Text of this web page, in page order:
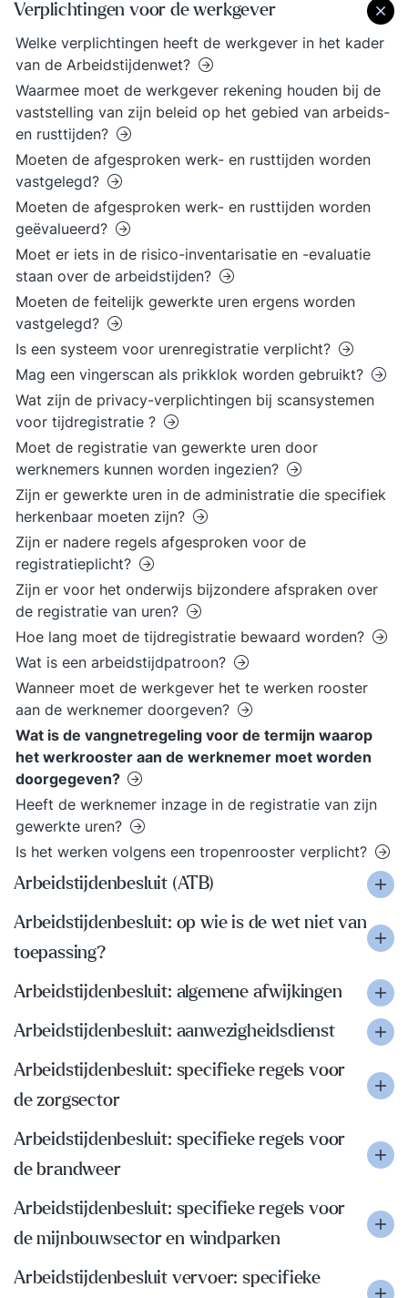
Verplichtingen voor de werkgever
Welke verplichtingen heeft de werkgever in het kader
van de Arbeidstijdenwet?
Waarmee moet de werkgever rekening houden bij de
vaststelling van zijn beleid op het gebied van arbeids-
en rusttijden?
Moeten de afgesproken werk- en rusttijden worden
vastgelegd?
Moeten de afgesproken werk- en rusttijden worden
geëvalueerd?
Moet er iets in de risico-inventarisatie en -evaluatie
staan over de arbeidstijden?
Moeten de feitelijk gewerkte uren ergens worden
vastgelegd?
Is een systeem voor urenregistratie verplicht?
Mag een vingerscan als prikklok worden gebruikt?
Wat zijn de privacy-verplichtingen bij scansystemen
voor tijdregistratie ?
Moet de registratie van gewerkte uren door
werknemers kunnen worden ingezien?
Zijn er gewerkte uren in de administratie die specifiek
herkenbaar moeten zijn?
Zijn er nadere regels afgesproken voor de
registratieplicht?
Zijn er voor het onderwijs bijzondere afspraken over
de registratie van uren?
Hoe lang moet de tijdregistratie bewaard worden?
Wat is een arbeidstijdpatroon?
Wanneer moet de werkgever het te werken rooster
aan de werknemer doorgeven?
Wat is de vangnetregeling voor de termijn waarop
het werkrooster aan de werknemer moet worden
doorgegeven?
Heeft de werknemer inzage in de registratie van zijn
gewerkte uren?
Is het werken volgens een tropenrooster verplicht?
Arbeidstijdenbesluit (ATB)
Arbeidstijdenbesluit: op wie is de wet niet van
toepassing?
Arbeidstijdenbesluit: algemene afwijkingen
Arbeidstijdenbesluit: aanwezigheidsdienst
Arbeidstijdenbesluit: specifieke regels voor
de zorgsector
Arbeidstijdenbesluit: specifieke regels voor
de brandweer
Arbeidstijdenbesluit: specifieke regels voor
de mijnbouwsector en windparken
Arbeidstijdenbesluit vervoer: specifieke